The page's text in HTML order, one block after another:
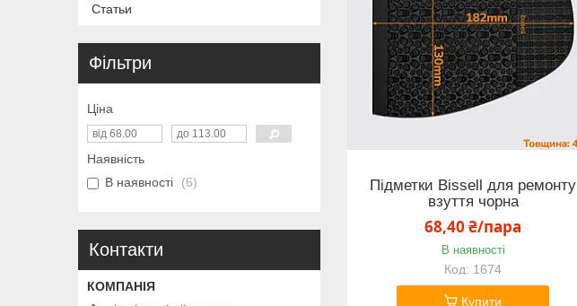
Підметки Bissell для ремонту
взуття чорна
68,40 ₴/пара
В наявності
1674
Купити
Статьи
Фільтри
Ціна
Наявність
В наявності
6
Контакти